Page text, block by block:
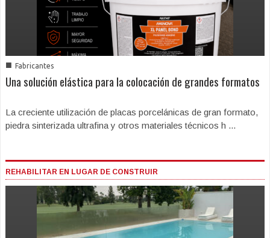
■ Fabricantes
Una solución elástica para la colocación de grandes formatos
La creciente utilización de placas porcelánicas de gran formato,
piedra sinterizada ultrafina y otros materiales técnicos h ...
REHABILITAR EN LUGAR DE CONSTRUIR